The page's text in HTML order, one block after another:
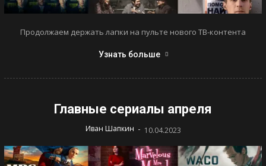
Продолжаем держать лапки на пульте нового ТВ-контента
Узнать больше
Главные сериалы апреля
Иван Шапкин - 10.04.2023